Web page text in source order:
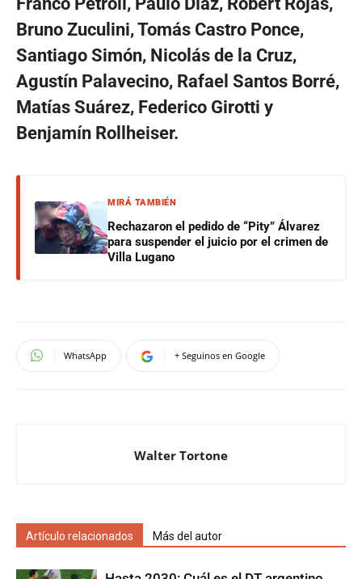
Bruno Zuculini, Tomás Castro Ponce,
Santiago Simón, Nicolás de la Cruz,
Agustín Palavecino, Rafael Santos Borré,
Matías Suárez, Federico Girotti y
Benjamín Rollheiser.
MIRÁ TAMBIÉN
Rechazaron el pedido de “Pity” Álvarez
para suspender el juicio por el crimen de
Villa Lugano
WhatsApp + Seguinos en Google
Walter Tortone
Artículo relacionados Más del autor